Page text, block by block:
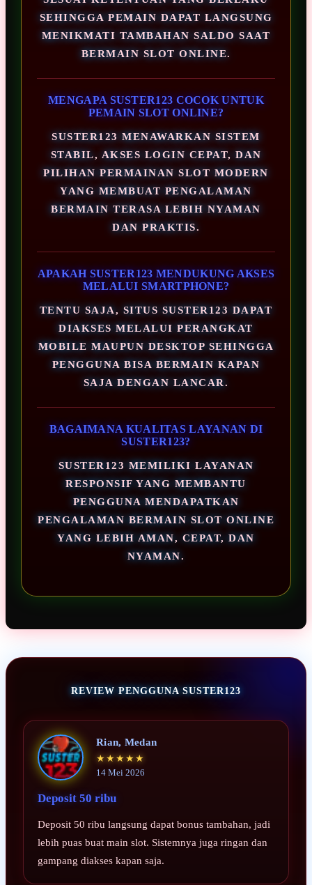
SEHINGGA PEMAIN DAPAT LANGSUNG
MENIKMATI TAMBAHAN SALDO SAAT
BERMAIN SLOT ONLINE.
MENGAPA SUSTER123 COCOK UNTUK
PEMAIN SLOT ONLINE?
SUSTER123 MENAWARKAN SISTEM
STABIL, AKSES LOGIN CEPAT, DAN
PILIHAN PERMAINAN SLOT MODERN
YANG MEMBUAT PENGALAMAN
BERMAIN TERASA LEBIH NYAMAN
DAN PRAKTIS.
APAKAH SUSTER123 MENDUKUNG AKSES
MELALUI SMARTPHONE?
TENTU SAJA, SITUS SUSTER123 DAPAT
DIAKSES MELALUI PERANGKAT
MOBILE MAUPUN DESKTOP SEHINGGA
PENGGUNA BISA BERMAIN KAPAN
SAJA DENGAN LANCAR.
BAGAIMANA KUALITAS LAYANAN DI
SUSTER123?
SUSTER123 MEMILIKI LAYANAN
RESPONSIF YANG MEMBANTU
PENGGUNA MENDAPATKAN
PENGALAMAN BERMAIN SLOT ONLINE
YANG LEBIH AMAN, CEPAT, DAN
NYAMAN.
REVIEW PENGGUNA SUSTER123
Rian, Medan
★★★★★
14 Mei 2026
Deposit 50 ribu
Deposit 50 ribu langsung dapat bonus tambahan, jadi
lebih puas buat main slot. Sistemnya juga ringan dan
gampang diakses kapan saja.